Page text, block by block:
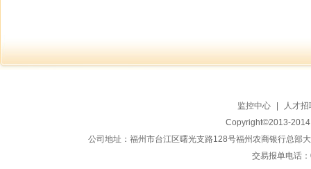
监控中心
人才招
Copyright©2013-
公司地址：福州市台江区曙光支路128号福州农商银行总
交易报单电话